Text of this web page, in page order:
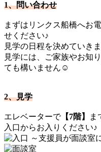
1、問い合わせ
まずはリンクス船橋へお
せください♪
見学の日程を決めていきま
見学には、ご家族やお知
ても構いません☺️
2、見学
エレベーターで【7階】
ま
入口からお入りください♪
～支援員が面談室